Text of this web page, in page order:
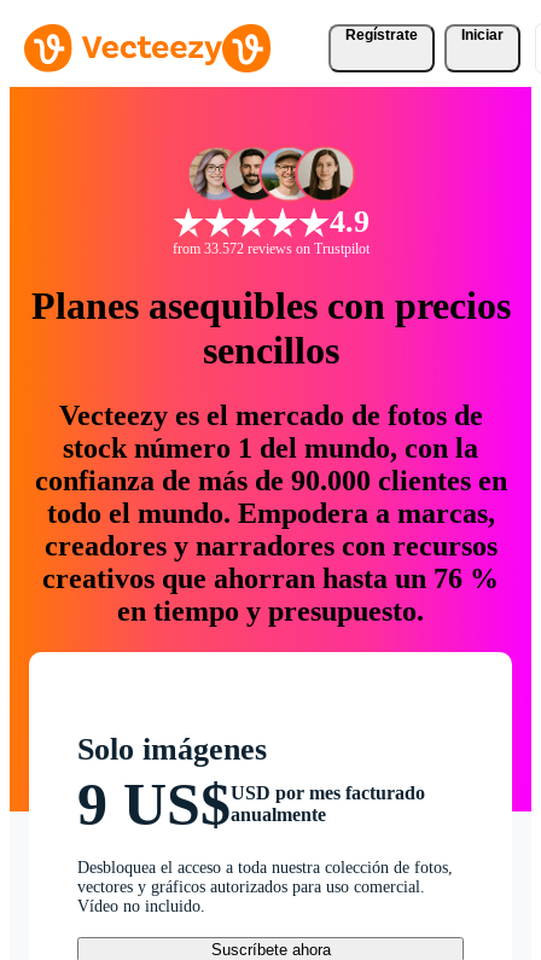
Regístrate Iniciar
4.9
from 33.572 reviews on Trustpilot
Planes asequibles con precios
sencillos
Vecteezy es el mercado de fotos de
stock número 1 del mundo, con la
confianza de más de 90.000 clientes en
todo el mundo. Empodera a marcas,
creadores y narradores con recursos
creativos que ahorran hasta un 76 %
en tiempo y presupuesto.
Solo imágenes
9 US$USD por mes facturado
anualmente
Desbloquea el acceso a toda nuestra colección de fotos,
vectores y gráficos autorizados para uso comercial.
Vídeo no incluido.
Suscríbete ahora